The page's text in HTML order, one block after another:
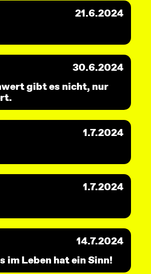
21.6.2024
30.6.2024
gibt es nicht, nur
1.7.2024
1.7.2024
14.7.2024
im Leben hat ein Sinn!